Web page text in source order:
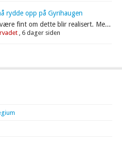
rydde opp på Gyrihaugen
fint om dette blir realisert. Me...
,6 dager siden